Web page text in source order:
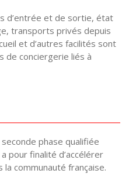
d’entrée et de sortie, état
transports privés depuis
et d’autres facilités sont
de conciergerie liés à
phase qualifiée
pour finalité d’accélérer
communauté française.